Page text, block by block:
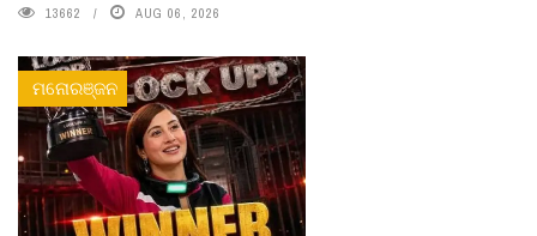
13662 AUG 06, 2026
ମନୋରଞ୍ଜନ